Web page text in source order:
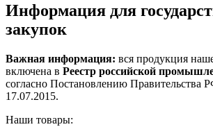
Информация для
закупок
Важная информация: вся продукция
включена в Реестр российской
согласно Постановлению Правительства
17.07.2015.
Наши товары: